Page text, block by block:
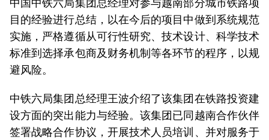
目的经验进行总结，以在今后的项目中做到系统规范
实施，严格遵循从可行性研究、技术设计、科学技术
标准到选择承包商及财务机制等各环节的程序，以规
避风险。
中铁六局集团总经理王波介绍了该集团在铁路投资建
设方面的突出能力与经验。该集团已同越南合作伙伴
签署战略合作协议，开展技术人员培训、并对服务于